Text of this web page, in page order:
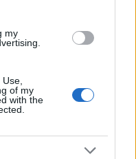
my
of my
with the
της
σχολείων, καθώς